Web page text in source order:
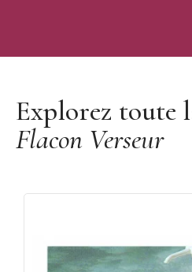
Explorez toute
Flacon Verseur